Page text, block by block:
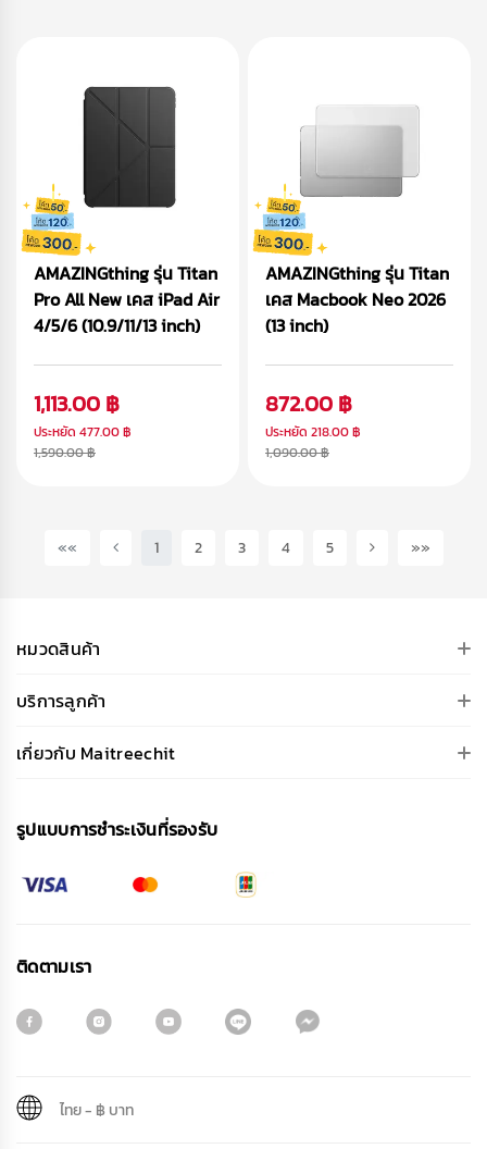
AMAZINGthing รุ่น Titan
Pro All New เคส iPad Air
4/5/6 (10.9/11/13 inch)
1,113.00 ฿
ประหยัด 477.00 ฿
1,590.00 ฿
AMAZINGthing รุ่น Titan
เคส Macbook Neo 2026
(13 inch)
872.00 ฿
ประหยัด 218.00 ฿
1,090.00 ฿
«« 1(current)
2 3 4 5 »»
หมวดสินค้า
บริการลูกค้า
เกี่ยวกับ Maitreechit
รูปแบบการชําระเงินที่รองรับ
ติดตามเรา
ไทย- ฿ บาท